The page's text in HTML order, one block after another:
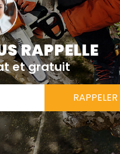
RAPPELLE
et gratuit